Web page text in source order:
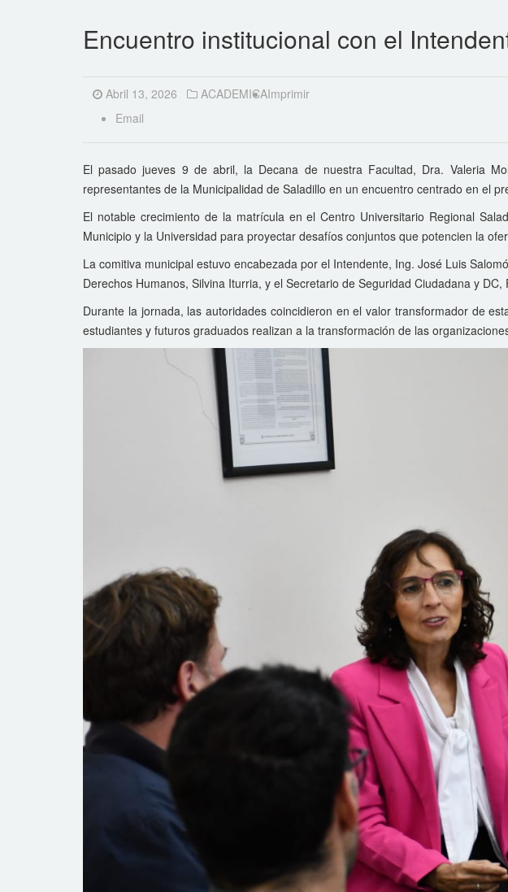
Encuentro institucional con el
Abril 13, 2026 ACADEMICAImprimir
Email
El pasado jueves 9 de abril, la Decana de nuestra Facultad, Dra. Valeria
representantes de la Municipalidad de Saladillo en un encuentro centrado en el
El notable crecimiento de la matrícula en el Centro Universitario Regional
Municipio y la Universidad para proyectar desafíos conjuntos que potencien la
La comitiva municipal estuvo encabezada por el Intendente, Ing. José Luis
Derechos Humanos, Silvina Iturria, y el Secretario de Seguridad Ciudadana y DC,
Durante la jornada, las autoridades coincidieron en el valor transformador de
estudiantes y futuros graduados realizan a la transformación de las